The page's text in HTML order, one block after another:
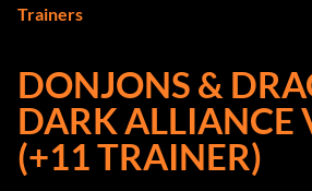
Trainers
DONJONS &
DARK ALLIANCE
(+11 TRAINER)